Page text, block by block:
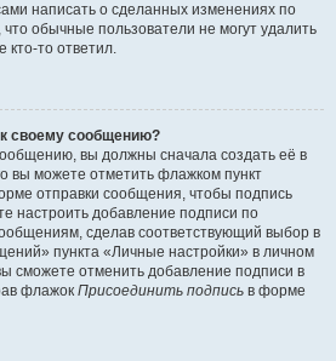
написать о сделанных изменениях по
обычные пользователи не могут удалить
кто-то ответил.
своему сообщению?
вы должны сначала создать её в
вы можете отметить флажком пункт
отправки сообщения, чтобы подпись
настроить добавление подписи по
сделав соответствующий выбор в
пункта «Личные настройки» в личном
сможете отменить добавление подписи в
флажок Присоединить подпись в форме